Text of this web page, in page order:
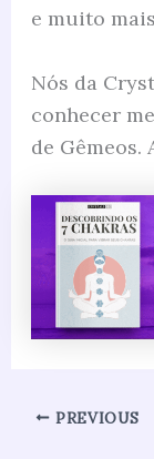
e muito
Nós da
conhecer
de Gêmeos.
PREVIOUS